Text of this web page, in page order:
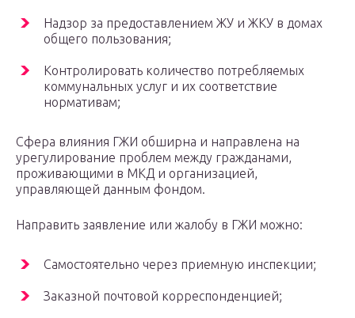
Надзор за предоставлением ЖУ и ЖКУ в домах
общего пользования;
Контролировать количество потребляемых
коммунальных услуг и их соответствие
нормативам;
Сфера влияния ГЖИ обширна и направлена на
урегулирование проблем между гражданами,
проживающими в МКД и организацией,
управляющей данным фондом.
Направить заявление или жалобу в ГЖИ можно:
Самостоятельно через приемную инспекции;
Заказной почтовой корреспонденцией;